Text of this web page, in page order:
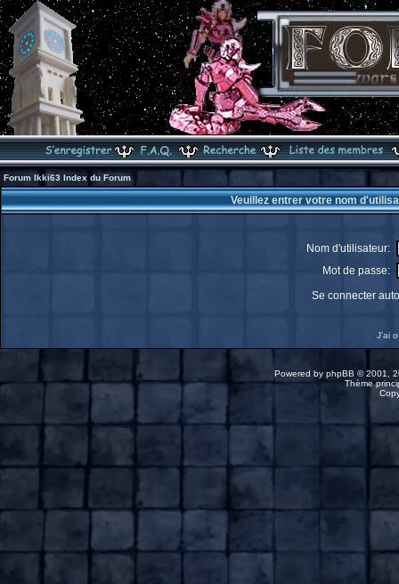
Forum Ikki63 Index du Forum
Veuillez entrer votre nom
Nom d'utilisateur:
Mot de passe:
Se connecter
J'ai
Powered by phpBB © 2001,
Thème